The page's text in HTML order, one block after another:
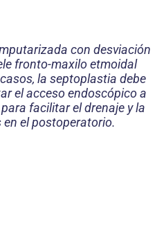
con desviación
fronto-maxilo etmoidal
la septoplastia debe
el acceso endoscópico a
facilitar el drenaje y la
el postoperatorio.